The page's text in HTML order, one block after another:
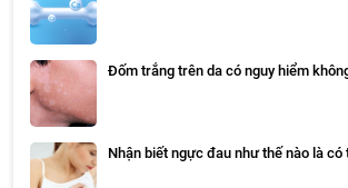
Đốm trắng trên da có nguy hiểm
Nhận biết ngực đau như thế nào là có